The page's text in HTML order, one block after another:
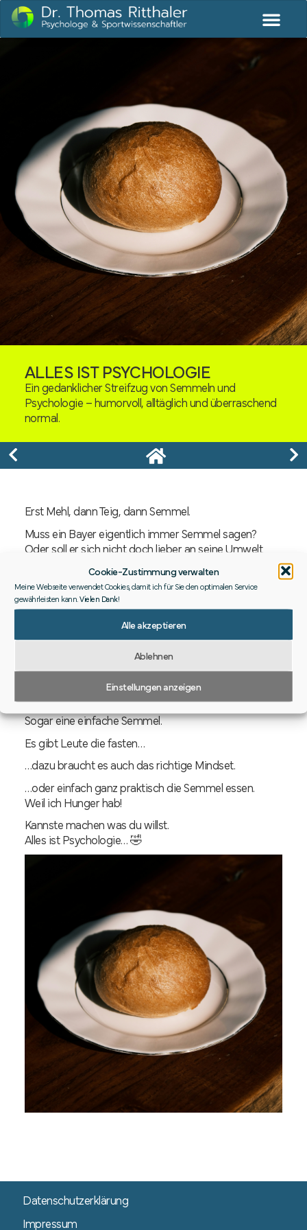
Cookie-Zustimmung verwalten
Meine Webseite verwendet Cookies, damit ich für Sie den optimalen Service
gewährleisten kann. Vielen Dank!
Alle akzeptieren
Ablehnen
Einstellungen anzeigen
ALLES IST PSYCHOLOGIE
Ein gedanklicher Streifzug von Semmeln und
Psychologie – humorvoll, alltäglich und überraschend
normal.
Erst Mehl, dann Teig, dann Semmel.
Muss ein Bayer eigentlich immer Semmel sagen?
Oder soll er sich nicht doch lieber an seine Umwelt
Mmhh, mit Butter und dick Marmelade…
Oder erst herzhaft?!
Eigentlich wollte ich doch weniger Fleisch essen.
Wo ist eigentlich das Brotmesser mit dem
Echt krass, wie teurer alles ist.
Sogar eine einfache Semmel.
Es gibt Leute die fasten…
…dazu braucht es auch das richtige Mindset.
…oder einfach ganz praktisch die Semmel essen.
Weil ich Hunger hab!
Kannste machen was du willst.
Alles ist Psychologie… 🤣
Datenschutzerklärung
Impressum